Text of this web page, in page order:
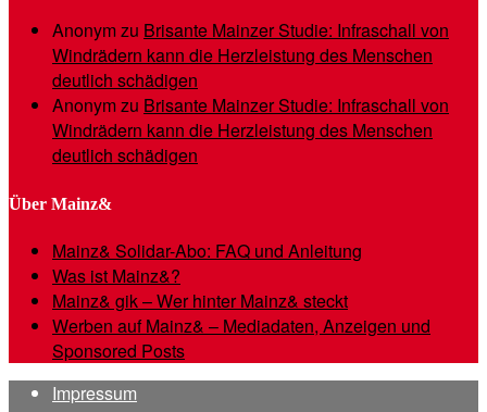
Anonymzu Brisante Mainzer Studie: Infraschall von
Windrädern kann die Herzleistung des Menschen
deutlich schädigen
Anonymzu Brisante Mainzer Studie: Infraschall von
Windrädern kann die Herzleistung des Menschen
deutlich schädigen
Über Mainz&
Mainz& Solidar-Abo: FAQ und Anleitung
Was ist Mainz&?
Mainz& gik – Wer hinter Mainz& steckt
Werben auf Mainz& – Mediadaten, Anzeigen und
Sponsored Posts
Impressum